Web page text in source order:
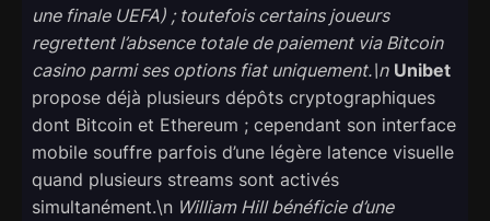
une finale UEFA) ; toutefois certains joueurs
regrettent l’absence totale de paiement via Bitcoin
casino parmi ses options fiat uniquement.\n Unibet
propose déjà plusieurs dépôts cryptographiques
dont Bitcoin et Ethereum ; cependant son interface
mobile souffre parfois d’une légère latence visuelle
quand plusieurs streams sont activés
simultanément.\n William Hillbénéficie d’une